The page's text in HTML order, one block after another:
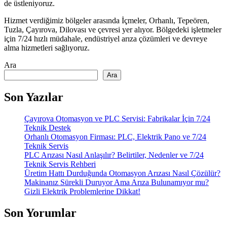
de üstleniyoruz.
Hizmet verdiğimiz bölgeler arasında İçmeler, Orhanlı, Tepeören,
Tuzla, Çayırova, Dilovası ve çevresi yer alıyor. Bölgedeki işletmeler
için 7/24 hızlı müdahale, endüstriyel arıza çözümleri ve devreye
alma hizmetleri sağlıyoruz.
Ara
Ara
Son Yazılar
Çayırova Otomasyon ve PLC Servisi: Fabrikalar İçin 7/24
Teknik Destek
Orhanlı Otomasyon Firması: PLC, Elektrik Pano ve 7/24
Teknik Servis
PLC Arızası Nasıl Anlaşılır? Belirtiler, Nedenler ve 7/24
Teknik Servis Rehberi
Üretim Hattı Durduğunda Otomasyon Arızası Nasıl Çözülür?
Makinanız Sürekli Duruyor Ama Arıza Bulunamıyor mu?
Gizli Elektrik Problemlerine Dikkat!
Son Yorumlar